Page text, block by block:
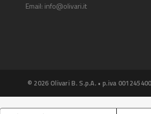
Email: info@olivari.it
© 2026 Olivari B. S.p.A. • p.iva